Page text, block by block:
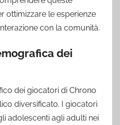
ottimizzare le esperienze
con la comunità.
dei
dei giocatori di Chrono
diversificato. I giocatori
adolescenti agli adulti nei